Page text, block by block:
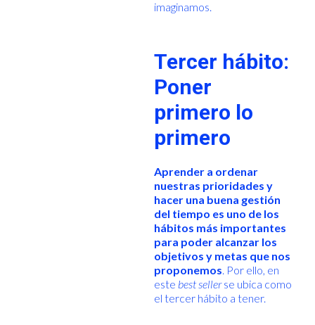
imaginamos.
Tercer hábito:
Poner
primero lo
primero
Aprender a ordenar
nuestras prioridades y
hacer una buena gestión
del tiempo es uno de los
hábitos más importantes
para poder alcanzar los
objetivos y metas que nos
proponemos . Por ello, en
este best sellerse ubica como
el tercer hábito a tener.